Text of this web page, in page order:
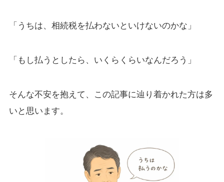
「うちは、相続税を払わないといけないのかな」
「もし払うとしたら、いくらくらいなんだろう」
そんな不安を抱えて、この記事に辿り着かれた方は多
いと思います。